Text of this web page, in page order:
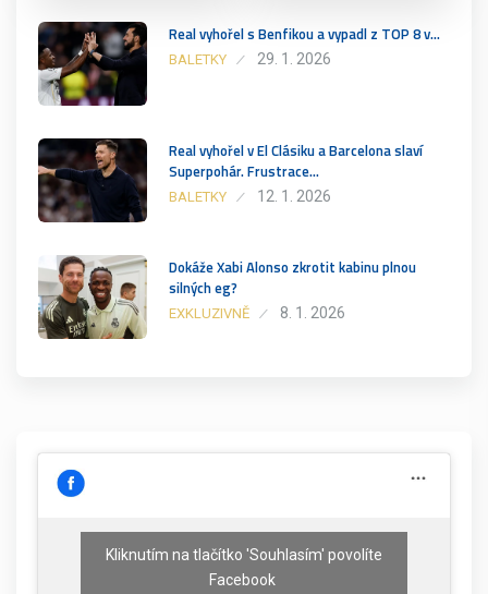
Real vyhořel s Benfikou a vypadl z TOP 8 v…
BALETKY 29. 1. 2026
Real vyhořel v El Clásiku a Barcelona slaví
Superpohár. Frustrace…
BALETKY 12. 1. 2026
Dokáže Xabi Alonso zkrotit kabinu plnou
silných eg?
EXKLUZIVNĚ 8. 1. 2026
Kliknutím na tlačítko 'Souhlasím' povolíte
Facebook